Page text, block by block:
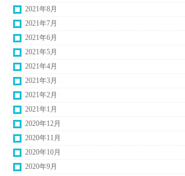
2021年8月
2021年7月
2021年6月
2021年5月
2021年4月
2021年3月
2021年2月
2021年1月
2020年12月
2020年11月
2020年10月
2020年9月